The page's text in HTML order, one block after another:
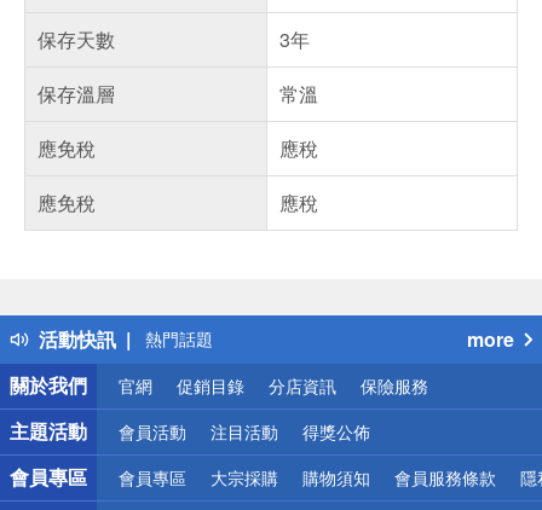
保存天數
3年
保存溫層
常溫
應免稅
應稅
應免稅
應稅
活動快訊
得獎公告
熱門話題
銀行優惠
偏遠地區配送
詐騙網頁！請小心！
more
關於我們
官網 促銷目錄 分店資訊 保險服務
主題活動 會員活動 注目活動 得獎公佈
會員專區 會員專區 大宗採購 購物須知 會員服務條款 隱